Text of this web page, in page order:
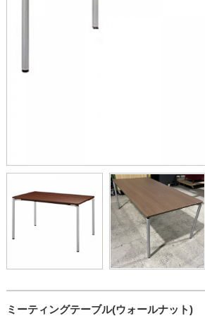
ミーティングテーブル(ウォールナット)